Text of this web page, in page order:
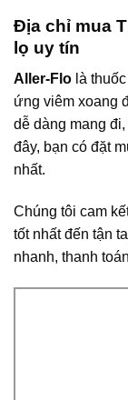
Địa chỉ mua
lọ uy tín
Aller-Flo là
ứng viêm xoang
dễ dàng mang
đây, bạn có đặt
nhất.
Chúng tôi cam
tốt nhất đến tận
nhanh, thanh